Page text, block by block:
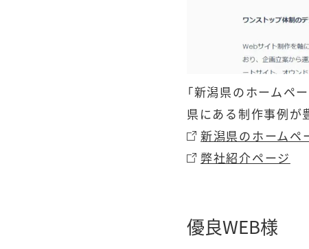
「新潟県のホームペ
県にある制作事例が
新潟県のホームペ
弊社紹介ページ
優良WEB様